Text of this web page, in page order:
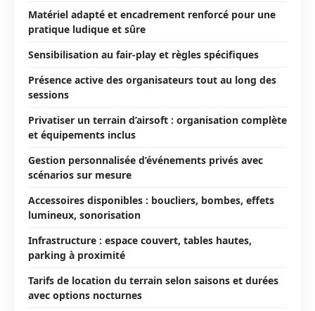
Matériel adapté et encadrement renforcé pour une
pratique ludique et sûre
Sensibilisation au fair-play et règles spécifiques
Présence active des organisateurs tout au long des
sessions
Privatiser un terrain d’airsoft : organisation complète
et équipements inclus
Gestion personnalisée d’événements privés avec
scénarios sur mesure
Accessoires disponibles : boucliers, bombes, effets
lumineux, sonorisation
Infrastructure : espace couvert, tables hautes,
parking à proximité
Tarifs de location du terrain selon saisons et durées
avec options nocturnes